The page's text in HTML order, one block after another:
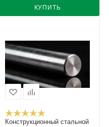
КУПИТЬ
Конструкционный стальной